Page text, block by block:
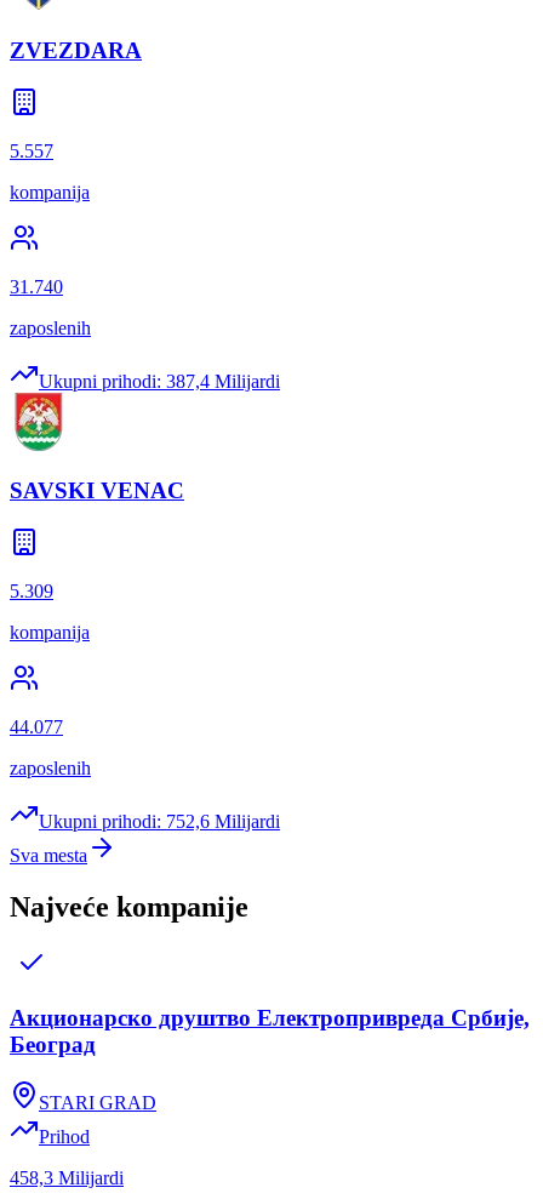
ZVEZDARA
5.557
kompanija
31.740
zaposlenih
Ukupni prihodi: 387,4 Milijardi
SAVSKI VENAC
5.309
kompanija
44.077
zaposlenih
Ukupni prihodi: 752,6 Milijardi
Sva mesta
Najveće kompanije
Акционарско друштво Електропривреда Србије,
Београд
STARI GRAD
Prihod
458,3 Milijardi